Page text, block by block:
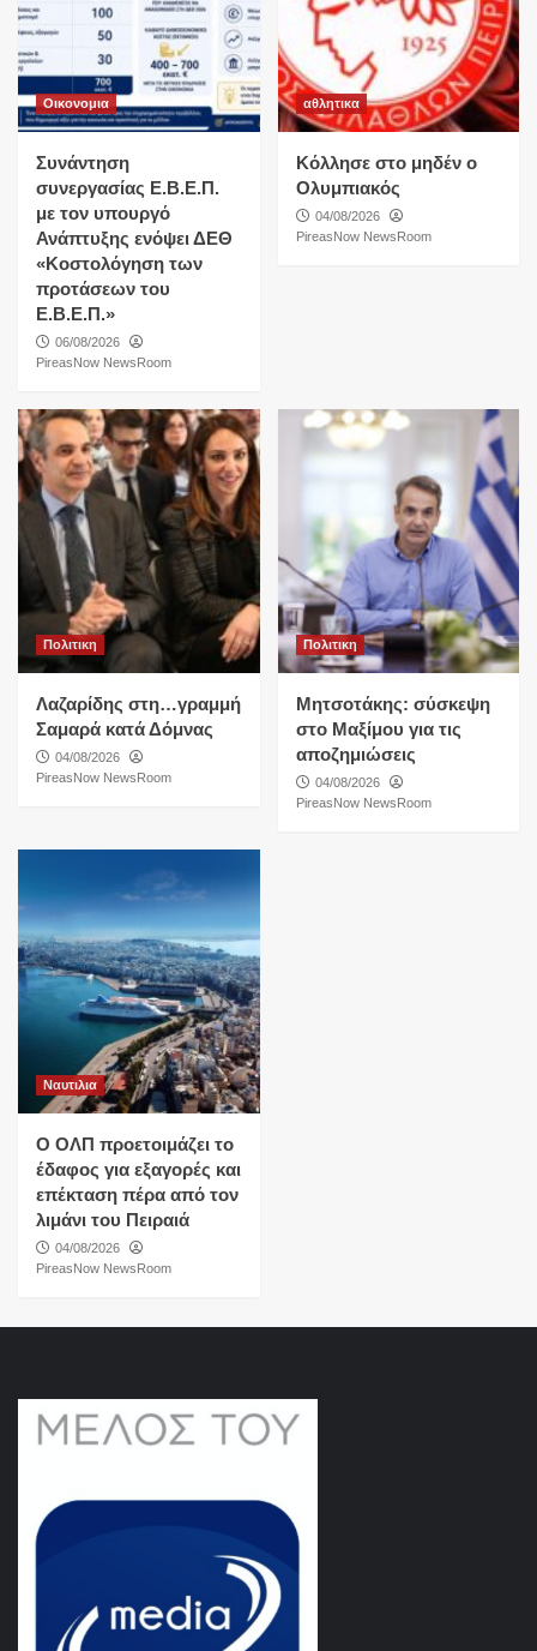
Οικονομια
Συνάντηση
συνεργασίας Ε.Β.Ε.Π.
με τον υπουργό
Ανάπτυξης ενόψει ΔΕΘ
«Κοστολόγηση των
προτάσεων του
Ε.Β.Ε.Π.»
06/08/2026
PireasNow NewsRoom
αθλητικα
Κόλλησε στο μηδέν ο
Ολυμπιακός
04/08/2026
PireasNow NewsRoom
Πολιτικη
Λαζαρίδης στη…γραμμή
Σαμαρά κατά Δόμνας
04/08/2026
PireasNow NewsRoom
Πολιτικη
Μητσοτάκης: σύσκεψη
στο Μαξίμου για τις
αποζημιώσεις
04/08/2026
PireasNow NewsRoom
Ναυτιλια
O ΟΛΠ προετοιμάζει το
έδαφος για εξαγορές και
επέκταση πέρα από τον
λιμάνι του Πειραιά
04/08/2026
PireasNow NewsRoom